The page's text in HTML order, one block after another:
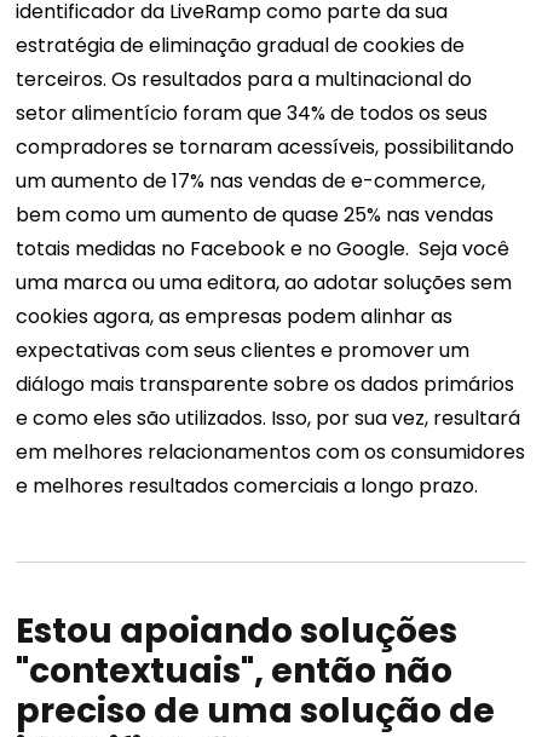
identificador da LiveRamp como parte da sua
estratégia de eliminação gradual de cookies de
terceiros. Os resultados para a multinacional do
setor alimentício foram que 34% de todos os seus
compradores se tornaram acessíveis, possibilitando
um aumento de 17% nas vendas de e-commerce,
bem como um aumento de quase 25% nas vendas
totais medidas no Facebook e no Google. Seja você
uma marca ou uma editora, ao adotar soluções sem
cookies agora, as empresas podem alinhar as
expectativas com seus clientes e promover um
diálogo mais transparente sobre os dados primários
e como eles são utilizados. Isso, por sua vez, resultará
em melhores relacionamentos com os consumidores
e melhores resultados comerciais a longo prazo.
Estou apoiando soluções
"contextuais", então não
preciso de uma solução de